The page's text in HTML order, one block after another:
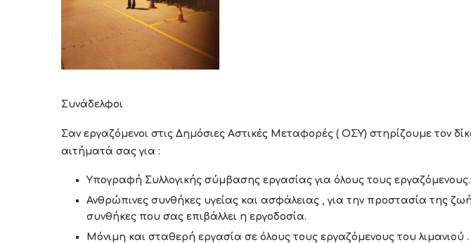
Συνάδελφοι
Σαν εργαζόμενοι στις Δημόσιες Αστικές Μεταφορές ( ΟΣΥ) στηρίζουμε τον
αιτήματά σας για :
Υπογραφή Συλλογικής σύμβασης εργασίας για όλους τους εργαζόμενους.
Ανθρώπινες συνθήκες υγείας και ασφάλειας , για την προστασία της
συνθήκες που σας επιβάλλει η εργοδοσία.
Μόνιμη και σταθερή εργασία σε όλους τους εργαζόμενους του λιμανιού .